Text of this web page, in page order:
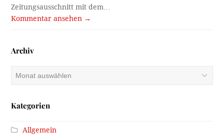
Zeitungsausschnitt mit dem…
Kommentar ansehen →
Archiv
Kategorien
Allgemein